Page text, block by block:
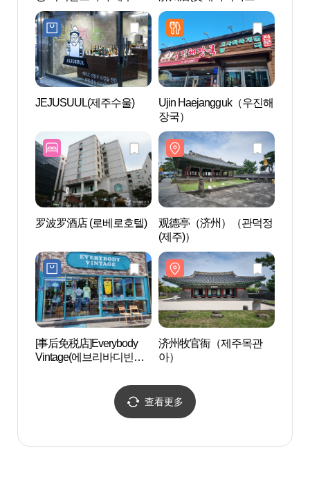
도점)
주점)
JEJUSUUL(제주수울)
Ujin Haejangguk（우진해
장국）
罗波罗酒店 (로베로호텔)
观德亭（济州）（관덕정
(제주)）
[事后免税店]Everybody
Vintage(에브리바디빈티
济州牧官衙（제주목관
아）
查看更多